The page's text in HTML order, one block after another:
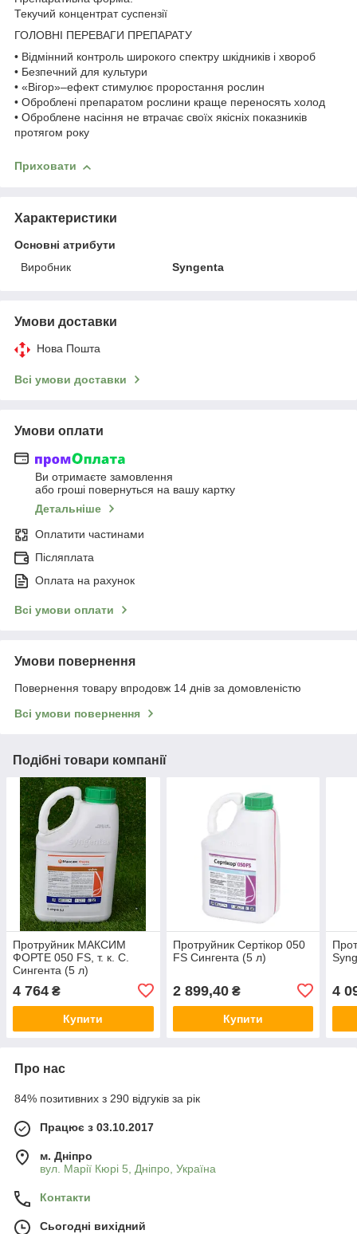
Текучий концентрат суспензії
ГОЛОВНІ ПЕРЕВАГИ ПРЕПАРАТУ
• Відмінний контроль широкого спектру шкідників і хвороб
• Безпечний для культури
• «Вігор»–ефект стимулює проростання рослин
• Оброблені препаратом рослини краще переносять холод
• Оброблене насіння не втрачає своїх якісніх показників
протягом року
Приховати
Характеристики
Основні атрибути
Виробник
Syngenta
Умови доставки
Нова Пошта
Всі умови доставки
Умови оплати
Ви отримаєте замовлення
або гроші повернуться на вашу картку
Детальніше
Оплатити частинами
Післяплата
Оплата на рахунок
Всі умови оплати
Умови повернення
Повернення товару впродовж 14 днів за домовленістю
Всі умови повернення
Подібні товари компанії
Протруйник МАКСИМ
ФОРТЕ 050 FS, т. к. С.
Сингента (5 л)
4 764 ₴
Купити
Протруйник Сертікор 050
FS Сингента (5 л)
2 899,40₴
Купити
4
Про нас
84% позитивних з 290 відгуків за рік
Працює з 03.10.2017
м. Дніпро
вул. Марії Кюрі 5, Дніпро, Україна
Контакти
Сьогодні вихідний